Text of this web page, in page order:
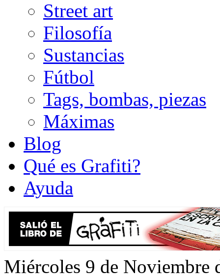
Street art
Filosofía
Sustancias
Fútbol
Tags, bombas, piezas
Máximas
Blog
Qué es Grafiti?
Ayuda
Miércoles 9 de Noviembre